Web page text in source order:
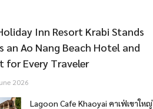
Inn Resort Krabi Stands
an Ao Nang Beach Hotel and
for Every Traveler
2026
Lagoon Cafe Khaoyai คาเฟ่เขาใหญ่